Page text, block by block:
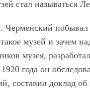
стал называться
побывал
музей и зачем
музея,
года он
составил доклад